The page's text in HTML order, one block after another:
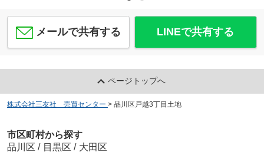
メールで共有する LINEで共有する
ページトップへ
株式会社三友社 売買センター > 品川区戸越3丁目土地
市区町村から探す
品川区 / 目黒区 / 大田区